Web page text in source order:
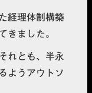
経理体制構築
きました。
れとも、半永
ようアウトソ